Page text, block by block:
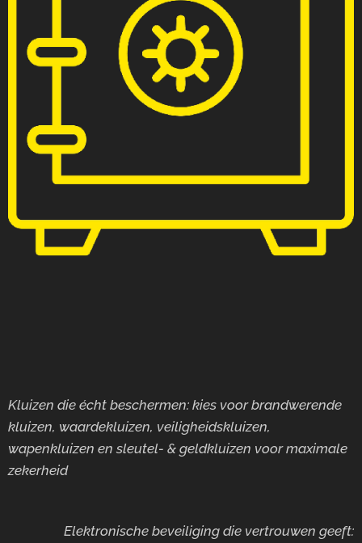
Kluizen die écht beschermen: kies voor brandwerende
kluizen, waardekluizen, veiligheidskluizen,
wapenkluizen en sleutel- & geldkluizen voor maximale
zekerheid
Elektronische beveiliging die vertrouwen geeft: